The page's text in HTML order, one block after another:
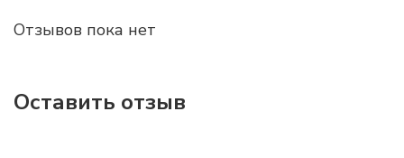
Отзывов пока нет
Оставить отзыв